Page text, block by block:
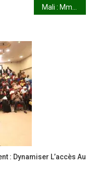
Mali : Mme Oumou Touré parle du 08 Mars !
: Dynamiser L’accès Au